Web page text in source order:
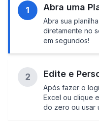
1 Abra uma
Abra sua
diretamente no
em segundos!
2 Edite e
Após fazer o
Excel ou clique
do zero ou usar